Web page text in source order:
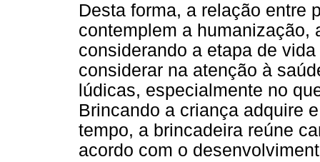
Desta forma, a relação entre
contemplem a humanização,
considerando a etapa de
considerar na atenção à
lúdicas, especialmente no
Brincando a criança adquire
tempo, a brincadeira reúne
acordo com o